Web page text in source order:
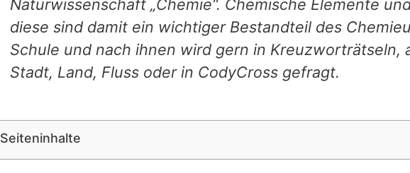
Naturwissenschaft „Chemie“. Chemische Elemente
diese sind damit ein wichtiger Bestandteil des
Schule und nach ihnen wird gern in Kreuzworträtseln,
Stadt, Land, Fluss oder in CodyCross gefragt.
Seiteninhalte